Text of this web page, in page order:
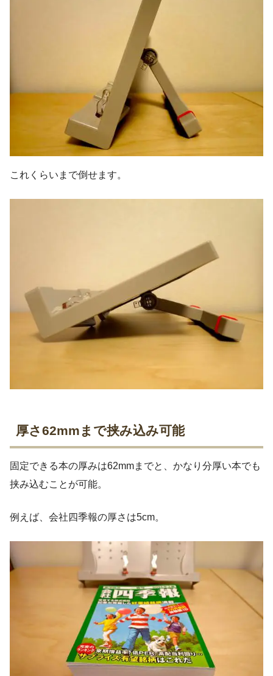
これくらいまで倒せます。
厚さ62mmまで挟み込み可能
固定できる本の厚みは62mmまでと、かなり分厚い本でも
挟み込むことが可能。
例えば、会社四季報の厚さは5cm。